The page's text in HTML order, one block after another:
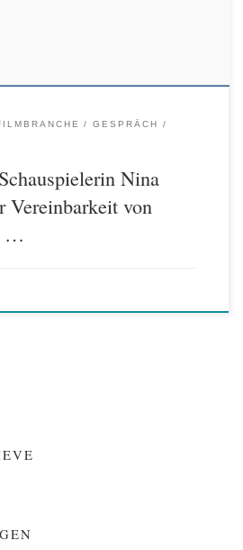
[…]
GESPRÄCH
Nina
Vereinbarkeit von
…